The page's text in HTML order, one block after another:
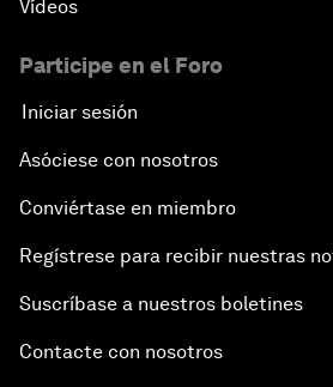
Vídeos
Participe en el Foro
Iniciar sesión
Asóciese con nosotros
Conviértase en miembro
Regístrese para recibir nuestras
Suscríbase a nuestros boletines
Contacte con nosotros